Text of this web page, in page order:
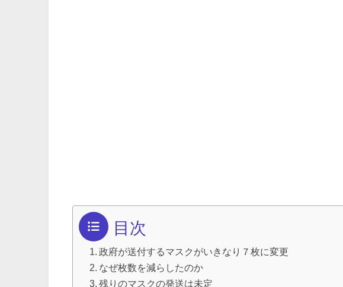
目次
政府が送付するマスクがいきなり７枚に変更
なぜ枚数を減らしたのか
残りのマスクの発送は未定